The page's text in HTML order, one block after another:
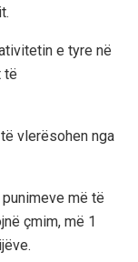
e tyre në
të
vlerësohen nga
më të
çmim, më 1